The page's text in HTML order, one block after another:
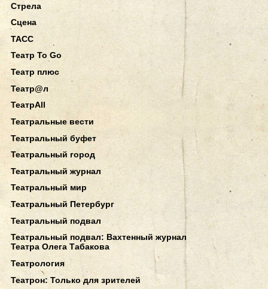
Стрела
Сцена
ТАСС
Театр To Go
Театр плюс
Театр@л
ТеатрAll
Театральные вести
Театральный буфет
Театральный город
Театральный журнал
Театральный мир
Театральный Петербург
Театральный подвал
Театральный подвал: Вахтенный журнал
Театра Олега Табакова
Театрология
Театрон: Только для зрителей